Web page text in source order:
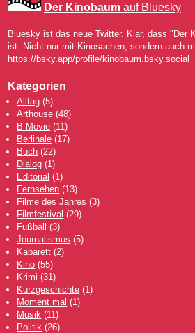
Der Kinobaum auf Bluesky
Bluesky ist das neue Twitter. Klar, dass "Der
ist. Nicht nur mit Kinosachen, sondern auch
https://bsky.app/profile/kinobaum.bsky.social
Kategorien
Alltag (5)
Arthouse (48)
B-Movie (11)
Berlinale (17)
Buch (22)
Dialog (1)
Editorial (1)
Fernsehen (13)
Filme des Jahres (3)
Filmfestival (29)
Fußball (3)
Journalismus (5)
Kabarett (2)
Kino (55)
Krimi (31)
Kurzgeschichte (1)
Moment mal (1)
Musik (11)
Politik (26)